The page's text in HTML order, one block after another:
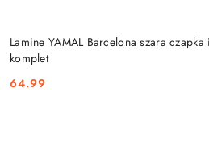
Lamine YAMAL Barcelona szara
komplet
Cena:
64.99